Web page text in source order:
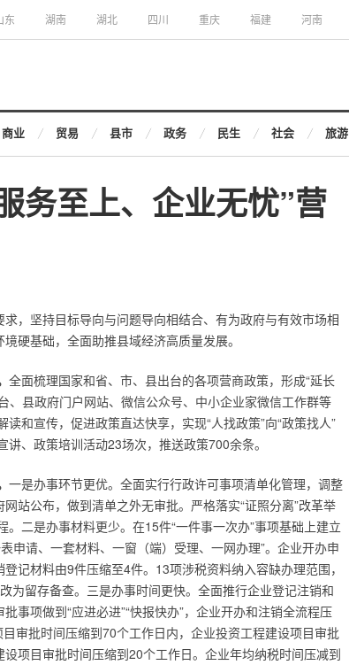
东 湖南 湖北 四川 重庆 福建 河南
商业 贸易 县市 政务 民生 社会 旅游
务至上、企业无忧”营
，坚持目标导向与问题导向相结合、有为政府与有效市场相
硬基础，全面助推县域经济高质量发展。
全面梳理国家和省、市、县出台的各项营商政策，形成“延长
、县政府门户网站、微信公众号、中小企业家微信工作群等
和宣传，促进政策直达快享，实现“人找政策”向“政策找人”
、政策培训活动23场次，推送政策700余条。
一是办事环节更优。全面实行行政许可事项清单化管理，调整
站公布，做到清单之外无审批。严格落实“证照分离”改革举
二是办事材料更少。在15件“一件事一次办”事项基础上建立
申请、一套材料、一窗（端）受理、一网办理”。企业开办申
记材料由9件压缩至4件。13项涉税资料纳入容缺办理范围，
为留存备查。三是办事时间更快。全面推行企业登记注销和
事项做到“应进必进”“快报快办”，企业开办和注销全流程压
审批时间压缩到70个工作日内，企业投资工程建设项目审批
项目审批时间压缩到20个工作日。企业年均纳税时间压减到